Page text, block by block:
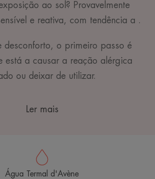
ao sol? Provavelmente
e reativa, com tendência a .
desconforto, o primeiro passo é
está a causar a reação alérgica
ou deixar de utilizar.
Ler mais
Água Termal d'Avène